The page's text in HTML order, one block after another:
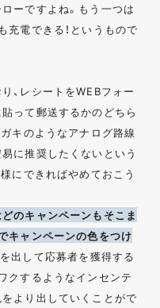
ーですよね。もう一つは
充電できる！というもので
、レシートをWEBフォー
って郵送するかのどちら
キのようなアナログ路線
に推奨したくないという
にできればやめておこう
のキャンペーンもそこま
キャンペーンの色をつけ
出して応募者を獲得する
クするようなインセンテ
より出していくことがで